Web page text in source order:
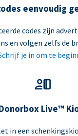
eenvoudig
codes zijn
en volgen zelfs de
je in om te
Live™
in een